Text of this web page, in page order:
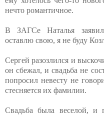
нечто романтичное.
В ЗАГСе Наталья
оставлю свою, я не буду
Сергей разозлился и
он сбежал, и свадьба не
попросил невесту не
стесняется их фамилии.
Свадьба была веселой, и